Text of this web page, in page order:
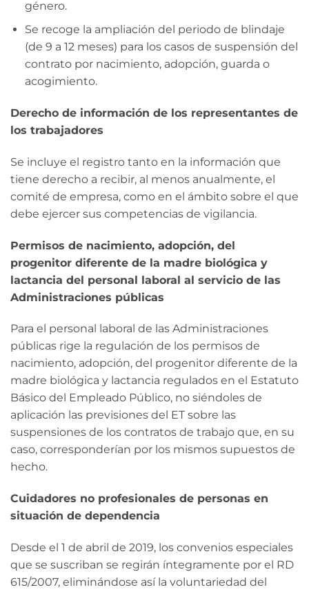
género.
Se recoge la ampliación del periodo de blindaje
(de 9 a 12 meses) para los casos de suspensión del
contrato por nacimiento, adopción, guarda o
acogimiento.
Derecho de información de los representantes de
los trabajadores
Se incluye el registro tanto en la información que
tiene derecho a recibir, al menos anualmente, el
comité de empresa, como en el ámbito sobre el que
debe ejercer sus competencias de vigilancia.
Permisos de nacimiento, adopción, del
progenitor diferente de la madre biológica y
lactancia del personal laboral al servicio de las
Administraciones públicas
Para el personal laboral de las Administraciones
públicas rige la regulación de los permisos de
nacimiento, adopción, del progenitor diferente de la
madre biológica y lactancia regulados en el Estatuto
Básico del Empleado Público, no siéndoles de
aplicación las previsiones del ET sobre las
suspensiones de los contratos de trabajo que, en su
caso, corresponderían por los mismos supuestos de
hecho.
Cuidadores no profesionales de personas en
situación de dependencia
Desde el 1 de abril de 2019, los convenios especiales
que se suscriban se regirán íntegramente por el RD
615/2007, eliminándose así la voluntariedad del